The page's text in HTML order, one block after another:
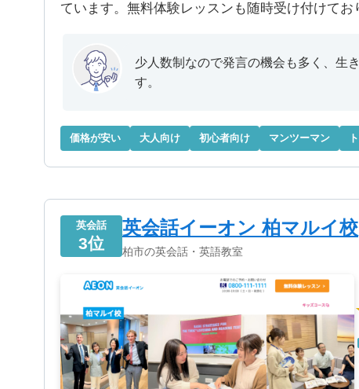
ています。無料体験レッスンも随時受け付けて
少人数制なので発言の機会も多く、生
す。
価格が安い 大人向け 初心者向け マンツーマン
英会話
3位
英会話イーオン 柏マルイ校
柏市の英会話・英語教室